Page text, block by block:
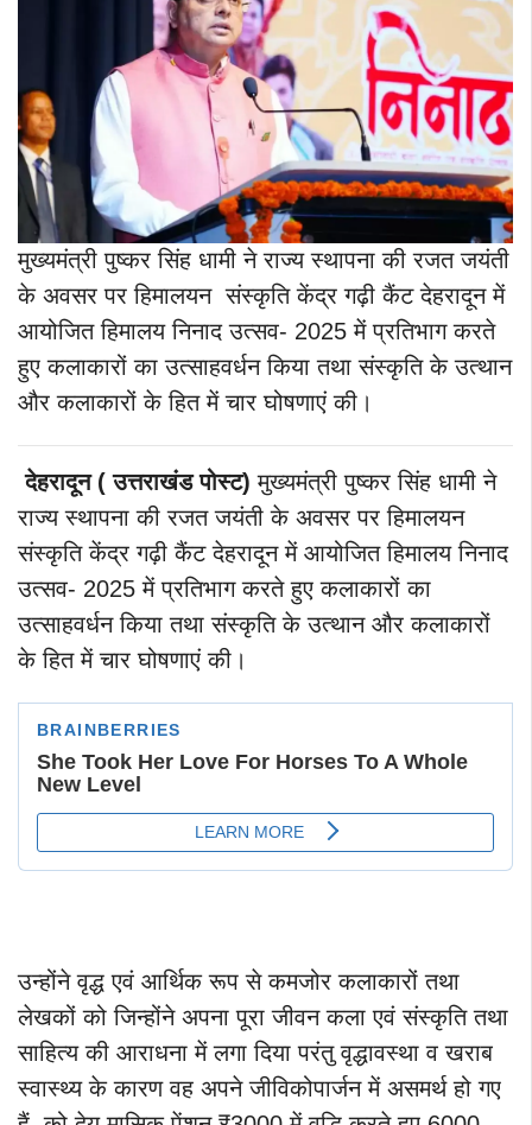
मुख्यमंत्री पुष्कर सिंह धामी ने राज्य स्थापना की रजत जयंती
के अवसर पर हिमालयन संस्कृति केंद्र गढ़ी कैंट देहरादून में
आयोजित हिमालय निनाद उत्सव- 2025 में प्रतिभाग करते
हुए कलाकारों का उत्साहवर्धन किया तथा संस्कृति के उत्थान
और कलाकारों के हित में चार घोषणाएं की।
देहरादून ( उत्तराखंड पोस्ट)मुख्यमंत्री पुष्कर सिंह धामी ने
राज्य स्थापना की रजत जयंती के अवसर पर हिमालयन
संस्कृति केंद्र गढ़ी कैंट देहरादून में आयोजित हिमालय निनाद
उत्सव- 2025 में प्रतिभाग करते हुए कलाकारों का
उत्साहवर्धन किया तथा संस्कृति के उत्थान और कलाकारों
के हित में चार घोषणाएं की।
उन्होंने वृद्ध एवं आर्थिक रूप से कमजोर कलाकारों तथा
लेखकों को जिन्होंने अपना पूरा जीवन कला एवं संस्कृति तथा
साहित्य की आराधना में लगा दिया परंतु वृद्धावस्था व खराब
स्वास्थ्य के कारण वह अपने जीविकोपार्जन में असमर्थ हो गए